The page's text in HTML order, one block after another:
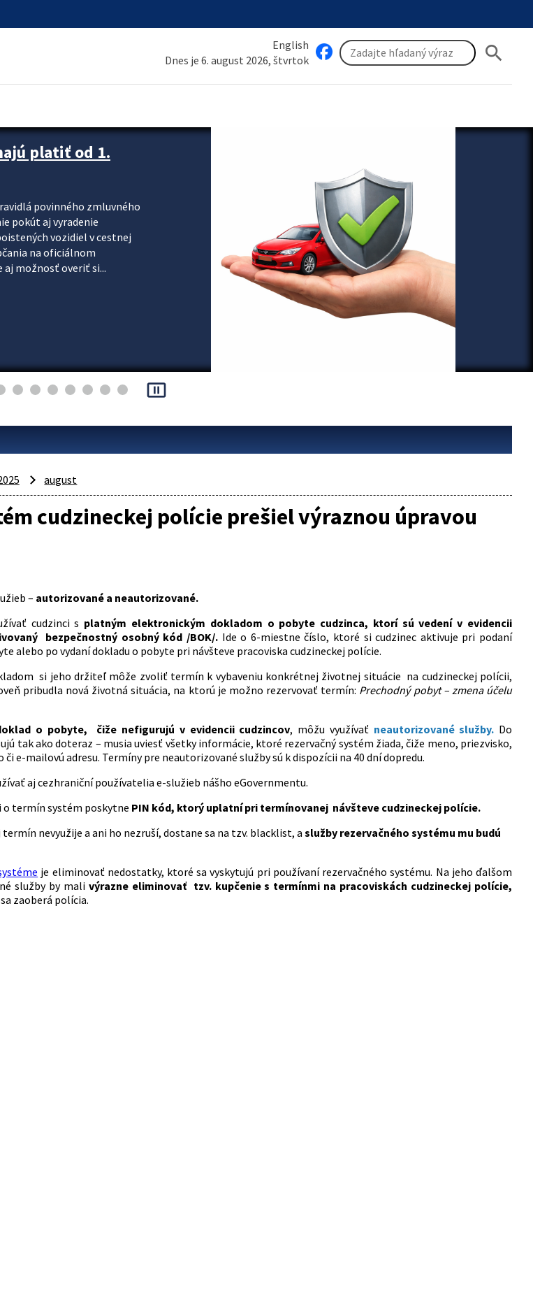
English
Dnes je 6. august 2026, štvrtok
search
platiť od 1.
povinného zmluvného
pokút aj vyradenie
vozidiel v cestnej
na oficiálnom
možnosť overiť si...
pause_presentation
august
cudzineckej polície prešiel výraznou úpravou
– autorizované a neautorizované.
cudzinci s platným elektronickým dokladom o pobyte cudzinca, ktorí sú vedení v evidencii
bezpečnostný osobný kód /BOK/. Ide o 6-miestne číslo, ktoré si cudzinec aktivuje pri podaní
alebo po vydaní dokladu o pobyte pri návšteve pracoviska cudzineckej polície.
si jeho držiteľ môže zvoliť termín k vybaveniu konkrétnej životnej situácie na cudzineckej polícii,
pribudla nová životná situácia, na ktorú je možno rezervovať termín: Prechodný pobyt – zmena účelu
o pobyte, čiže nefigurujú v evidencii cudzincov, môžu využívať neautorizované služby. Do
tak ako doteraz – musia uviesť všetky informácie, ktoré rezervačný systém žiada, čiže meno, priezvisko,
e-mailovú adresu. Termíny pre neautorizované služby sú k dispozícii na 40 dní dopredu.
aj cezhraniční používatelia e-služieb nášho eGovernmentu.
o termín systém poskytne PIN kód, ktorý uplatní pri termínovanej návšteve cudzineckej polície.
nevyužije a ani ho nezruší, dostane sa na tzv. blacklist, aslužby rezervačného systému mu budú
je eliminovať nedostatky, ktoré sa vyskytujú pri používaní rezervačného systému. Na jeho ďalšom
služby by mali výrazne eliminovať tzv. kupčenie s termínmi na pracoviskách cudzineckej polície,
sa zaoberá polícia.